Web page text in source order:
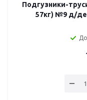
Подгузники-
57кг) №9 д/